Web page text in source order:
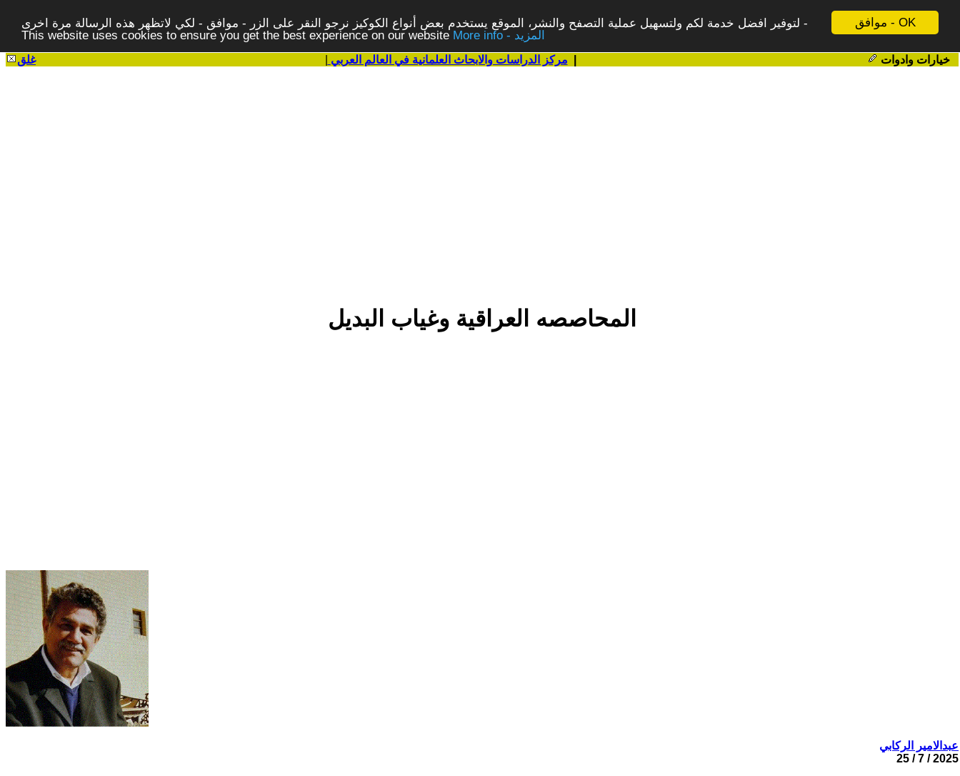
موافق - OK
لتوفير افضل خدمة لكم ولتسهيل عملية التصفح والنشر، الموقع يستخدم بعض أنواع الكوكيز نرجو النقر على الزر - موافق - لكي لاتظهر هذه الرسالة مرة اخرى -
This website uses cookies to ensure you get the best experience on our website
More info - المزيد
غلق مركز الدراسات والابحاث العلمانية في العالم العربي
المحاصصه العراقية وغياب البديل
عبدالامير الركابي
2025 / 7 / 25